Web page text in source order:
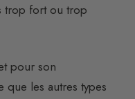
trop fort ou trop
pour son
que les autres types